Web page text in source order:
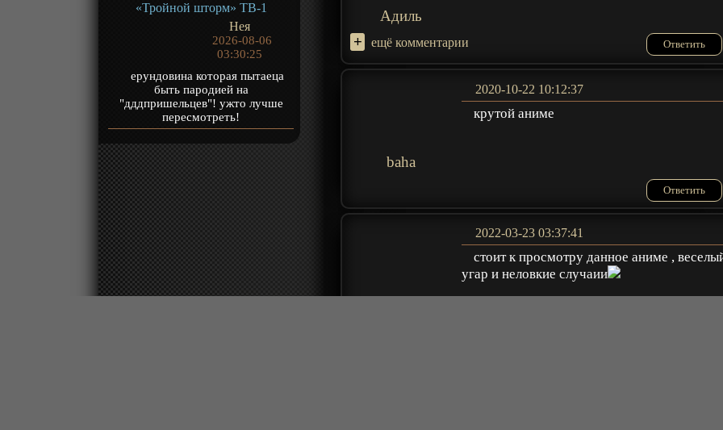
«Тройной шторм» ТВ-1
Нея
2026-08-06
03:30:25
ерундовина которая пытаеца
быть пародией на
"дддпришельцев"! ужто лучше
пересмотреть!
Адиль
+ ещё комментарии Ответить
baha
2020-10-22 10:12:37
крутой аниме
Ответить
2022-03-23 03:37:41
стоит к просмотру данное аниме ,
угар и неловкие случаии